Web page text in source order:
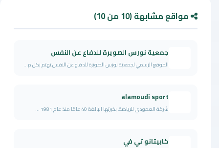
مواقع مشابهة (10 من 10)
جمعية نورس الصويرة للدفاع عن النفس
الموقع الرسمي لجمعية نورس الصويرة للدفاع عن النفس،تهتم بكل م...
alamoudi sport
شركة العمودي للرياضة، بخبرتها البالغة 40 عامًا منذ عام 1981 ...
كابيتانو تي في